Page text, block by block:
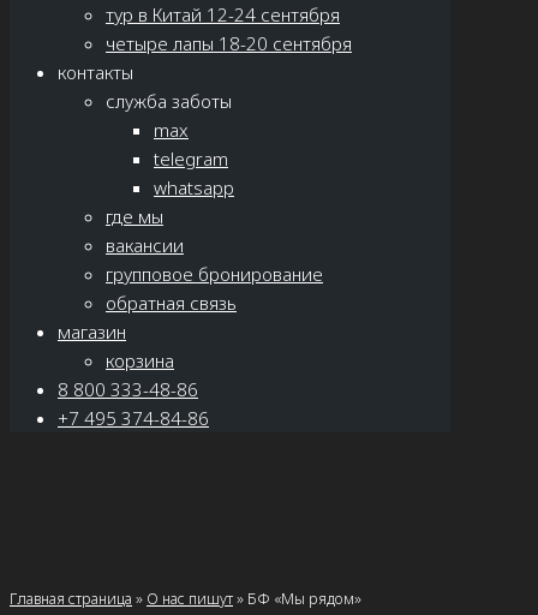
тур в Китай 12-24 сентября
четыре лапы 18-20 сентября
контакты
служба заботы
max
telegram
whatsapp
где мы
вакансии
групповое бронирование
обратная связь
магазин
корзина
8 800 333-48-86
+7 495 374-84-86
Главная страница » О нас пишут» БФ «Мы рядом»